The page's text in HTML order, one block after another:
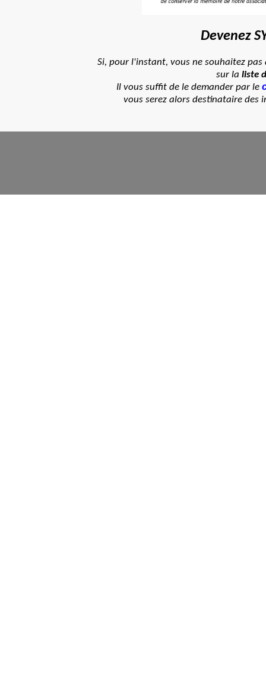
Devenez
Si, pour l'instant, vous ne souhaitez
sur la liste
Il vous suffit de le demander par le
vous serez alors destinataire des